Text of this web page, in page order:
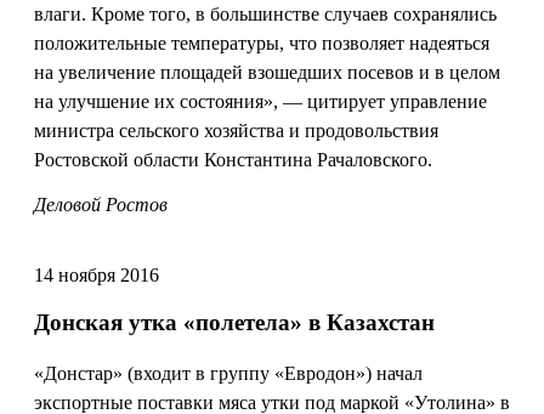
влаги. Кроме того, в большинстве случаев сохранялись
положительные температуры, что позволяет надеяться
на увеличение площадей взошедших посевов и в целом
на улучшение их состояния», — цитирует управление
министра сельского хозяйства и продовольствия
Ростовской области Константина Рачаловского.
Деловой Ростов
14 ноября 2016
Донская утка «полетела» в Казахстан
«Донстар» (входит в группу «Евродон») начал
экспортные поставки мяса утки под маркой «Утолина» в